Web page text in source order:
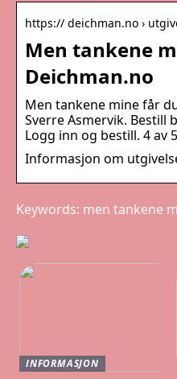
https:// deichman.no ›
Men tankene
Deichman.no
Men tankene mine får
Sverre Asmervik. Bestill
Logg inn og bestill. 4 av
Informasjon om
Keywords: men tankene
INFORMASJON